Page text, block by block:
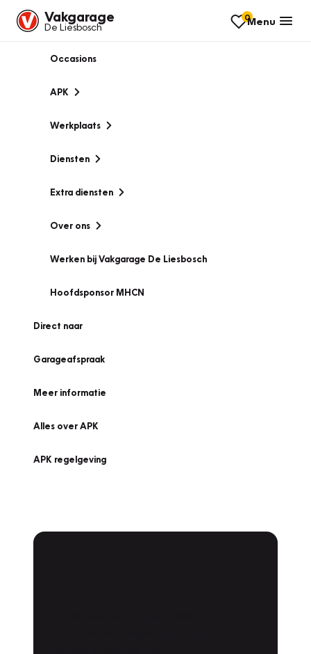
Vakgarage
De Liesbosch
0Menu
Occasions
APK
Werkplaats
Diensten
Extra diensten
Over ons
Werken bij Vakgarage De Liesbosch
Hoofdsponsor MHCN
Direct naar
Garageafspraak
Meer informatie
Alles over APK
APK regelgeving